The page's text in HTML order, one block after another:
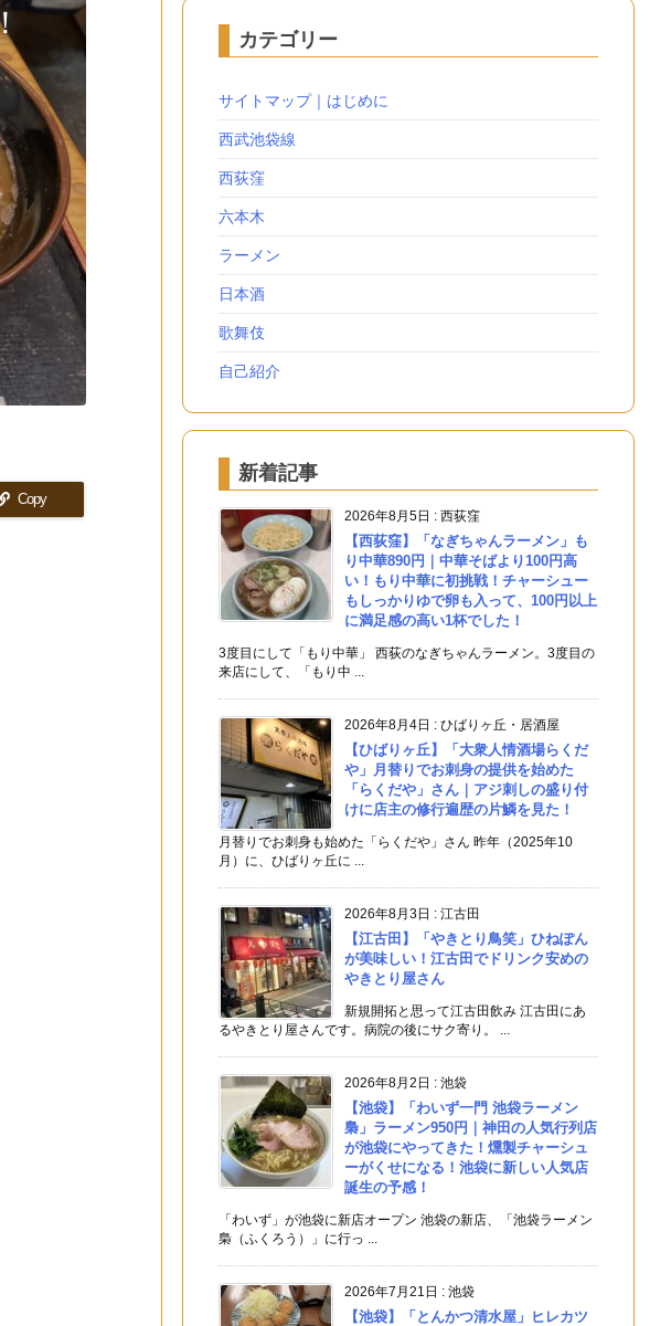
Copy
カテゴリー
サイトマップ｜はじめに
西武池袋線
西荻窪
六本木
ラーメン
日本酒
歌舞伎
自己紹介
新着記事
2026年8月5日 : 西荻窪
【西荻窪】「なぎちゃんラーメン」も
り中華890円｜中華そばより100円高
い！もり中華に初挑戦！チャーシュー
もしっかりゆで卵も入って、100円以上
に満足感の高い1杯でした！
3度目にして「もり中華」 西荻のなぎちゃんラーメン。3度目の
来店にして、「もり中 ...
2026年8月4日 : ひばりヶ丘・居酒屋
【ひばりヶ丘】「大衆人情酒場らくだ
や」月替りでお刺身の提供を始めた
「らくだや」さん｜アジ刺しの盛り付
けに店主の修行遍歴の片鱗を見た！
月替りでお刺身も始めた「らくだや」さん 昨年（2025年10
月）に、ひばりヶ丘に ...
2026年8月3日 : 江古田
【江古田】「やきとり鳥笑」ひねぽん
が美味しい！江古田でドリンク安めの
やきとり屋さん
新規開拓と思って江古田飲み 江古田にあ
るやきとり屋さんです。病院の後にサク寄り。 ...
2026年8月2日 : 池袋
【池袋】「わいず一門 池袋ラーメン
梟」ラーメン950円｜神田の人気行列店
が池袋にやってきた！燻製チャーシュ
ーがくせになる！池袋に新しい人気店
誕生の予感！
「わいず」が池袋に新店オープン 池袋の新店、「池袋ラーメン
梟（ふくろう）」に行っ ...
2026年7月21日 : 池袋
【池袋】「とんかつ清水屋」ヒレカツ